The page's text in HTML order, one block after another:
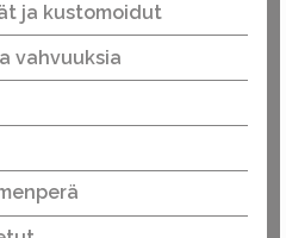
ja kustomoidut
vahvuuksia